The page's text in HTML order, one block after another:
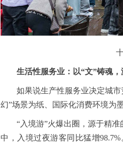
生活性服务业：以“文”铸魂
如果说生产性服务业决定城
幻”场景为纸、国际化消费环境为
“入境游”火爆出圈，源于精
中，入境过夜游客同比猛增